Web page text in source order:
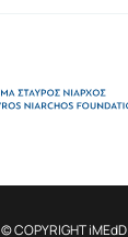
© COPYRIGHT iMEdD